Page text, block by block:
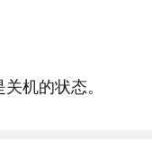
机的状态。